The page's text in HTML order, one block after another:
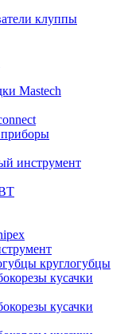
клуппы
Mastech
инструмент
круглогубцы
кусачки
кусачки